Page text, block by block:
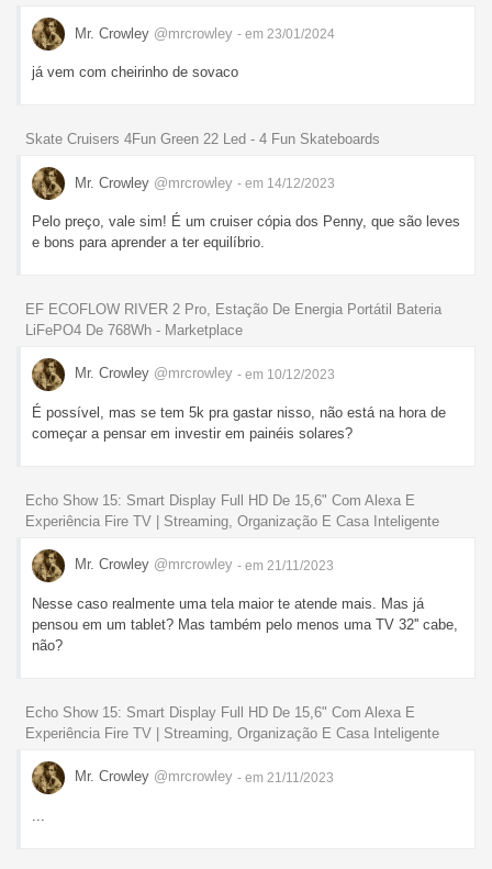
Mr. Crowley @mrcrowley - em 23/01/2024
já vem com cheirinho de sovaco
Skate Cruisers 4Fun Green 22 Led - 4 Fun Skateboards
Mr. Crowley @mrcrowley - em 14/12/2023
Pelo preço, vale sim! É um cruiser cópia dos Penny, que são leves
e bons para aprender a ter equilíbrio.
EF ECOFLOW RIVER 2 Pro, Estação De Energia Portátil Bateria
LiFePO4 De 768Wh - Marketplace
Mr. Crowley @mrcrowley - em 10/12/2023
É possível, mas se tem 5k pra gastar nisso, não está na hora de
começar a pensar em investir em painéis solares?
Echo Show 15: Smart Display Full HD De 15,6" Com Alexa E
Experiência Fire TV | Streaming, Organização E Casa Inteligente
Mr. Crowley @mrcrowley - em 21/11/2023
Nesse caso realmente uma tela maior te atende mais. Mas já
pensou em um tablet? Mas também pelo menos uma TV 32'' cabe,
não?
Echo Show 15: Smart Display Full HD De 15,6" Com Alexa E
Experiência Fire TV | Streaming, Organização E Casa Inteligente
Mr. Crowley @mrcrowley - em 21/11/2023